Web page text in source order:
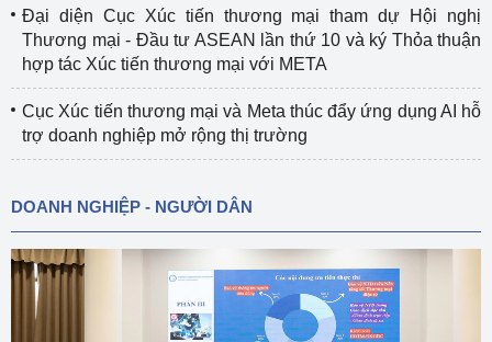
Đại diện Cục Xúc tiến thương mại tham dự Hội nghị
Thương mại - Đầu tư ASEAN lần thứ 10 và ký Thỏa thuận
hợp tác Xúc tiến thương mại với META
Cục Xúc tiến thương mại và Meta thúc đẩy ứng dụng AI hỗ
trợ doanh nghiệp mở rộng thị trường
DOANH NGHIỆP - NGƯỜI DÂN